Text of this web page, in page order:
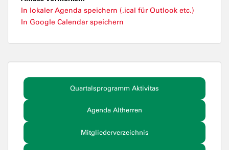
In lokaler Agenda speichern (.ical für Outlook etc.)
In Google Calendar speichern
Quartalsprogramm Aktivitas
Agenda Altherren
Mitgliederverzeichnis